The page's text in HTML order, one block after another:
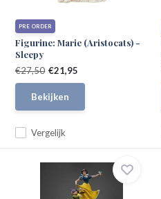
PRE ORDER
Figurine: Marie (Aristocats) -
Sleepy
Vergelijk
€27,50 €21,95
Bekijken